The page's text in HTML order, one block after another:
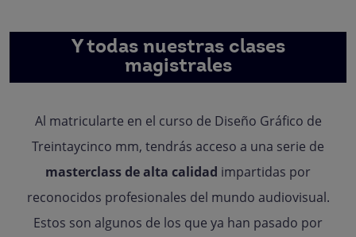
Y todas nuestras clases
magistrales
Al matricularte en el curso de Diseño Gráfico de
Treintaycinco mm, tendrás acceso a una serie de
masterclass de alta calidad impartidas por
reconocidos profesionales del mundo audiovisual.
Estos son algunos de los que ya han pasado por